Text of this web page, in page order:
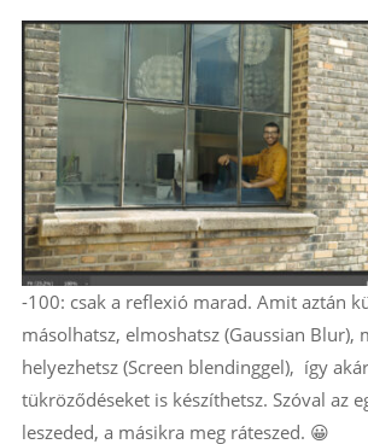
-100: csak a reflexió marad. Amit aztán
másolhatsz, elmoshatsz (Gaussian Blur),
helyezhetsz (Screen blendinggel), így
tükröződéseket is készíthetsz. Szóval az
leszeded, a másikra meg ráteszed. 😀